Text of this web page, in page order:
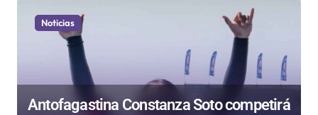
Noticias
Antofagastina Constanza Soto competirá